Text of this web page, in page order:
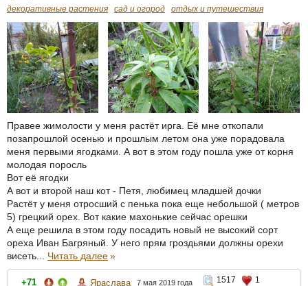
декоративные растения сад и огород отдых и путешествия
Правее жимолости у меня растёт ирга. Её мне откопали
позапрошлой осенью и прошлым летом она уже порадовала
меня первыми ягодками. А вот в этом году пошла уже от корня
молодая поросль
Вот её ягодки
А вот и второй наш кот - Петя, любимец младшей дочки
Растёт у меня отросший с пенька пока еще небольшой ( метров
5) грецкий орех. Вот какие махонькие сейчас орешки
А еще решила в этом году посадить новый не высокий сорт
ореха Иван Багряный. У него прям гроздьями должны орехи
висеть... Читать далее»
+71 Яраслава 7 мая 2019 года 1517
1